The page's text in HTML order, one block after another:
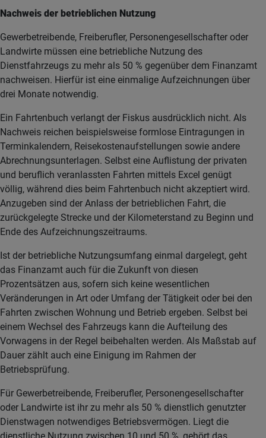
Nachweis der betrieblichen Nutzung
Gewerbetreibende, Freiberufler, Personengesellschafter oder
Landwirte müssen eine betriebliche Nutzung des
Dienstfahrzeugs zu mehr als 50 % gegenüber dem Finanzamt
nachweisen. Hierfür ist eine einmalige Aufzeichnungen über
drei Monate notwendig.
Ein Fahrtenbuch verlangt der Fiskus ausdrücklich nicht. Als
Nachweis reichen beispielsweise formlose Eintragungen in
Terminkalendern, Reisekostenaufstellungen sowie andere
Abrechnungsunterlagen. Selbst eine Auflistung der privaten
und beruflich veranlassten Fahrten mittels Excel genügt
völlig, während dies beim Fahrtenbuch nicht akzeptiert wird.
Anzugeben sind der Anlass der betrieblichen Fahrt, die
zurückgelegte Strecke und der Kilometerstand zu Beginn und
Ende des Aufzeichnungszeitraums.
Ist der betriebliche Nutzungsumfang einmal dargelegt, geht
das Finanzamt auch für die Zukunft von diesen
Prozentsätzen aus, sofern sich keine wesentlichen
Veränderungen in Art oder Umfang der Tätigkeit oder bei den
Fahrten zwischen Wohnung und Betrieb ergeben. Selbst bei
einem Wechsel des Fahrzeugs kann die Aufteilung des
Vorwagens in der Regel beibehalten werden. Als Maßstab auf
Dauer zählt auch eine Einigung im Rahmen der
Betriebsprüfung.
Für Gewerbetreibende, Freiberufler, Personengesellschafter
oder Landwirte ist ihr zu mehr als 50 % dienstlich genutzter
Dienstwagen notwendiges Betriebsvermögen. Liegt die